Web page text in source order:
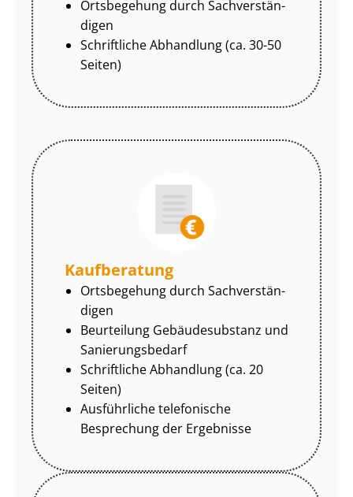
Ortsbegehung durch Sach­ver­stän­
di­gen
Schriftliche Abhandlung (ca. 30-50
Seiten)
Kaufberatung
Ortsbegehung durch Sach­ver­stän­
di­gen
Beurteilung Gebäudesubstanz und
Sa­nie­rungs­be­darf
Schriftliche Abhandlung (ca. 20
Seiten)
Ausführliche telefonische
Besprechung der Ergebnisse